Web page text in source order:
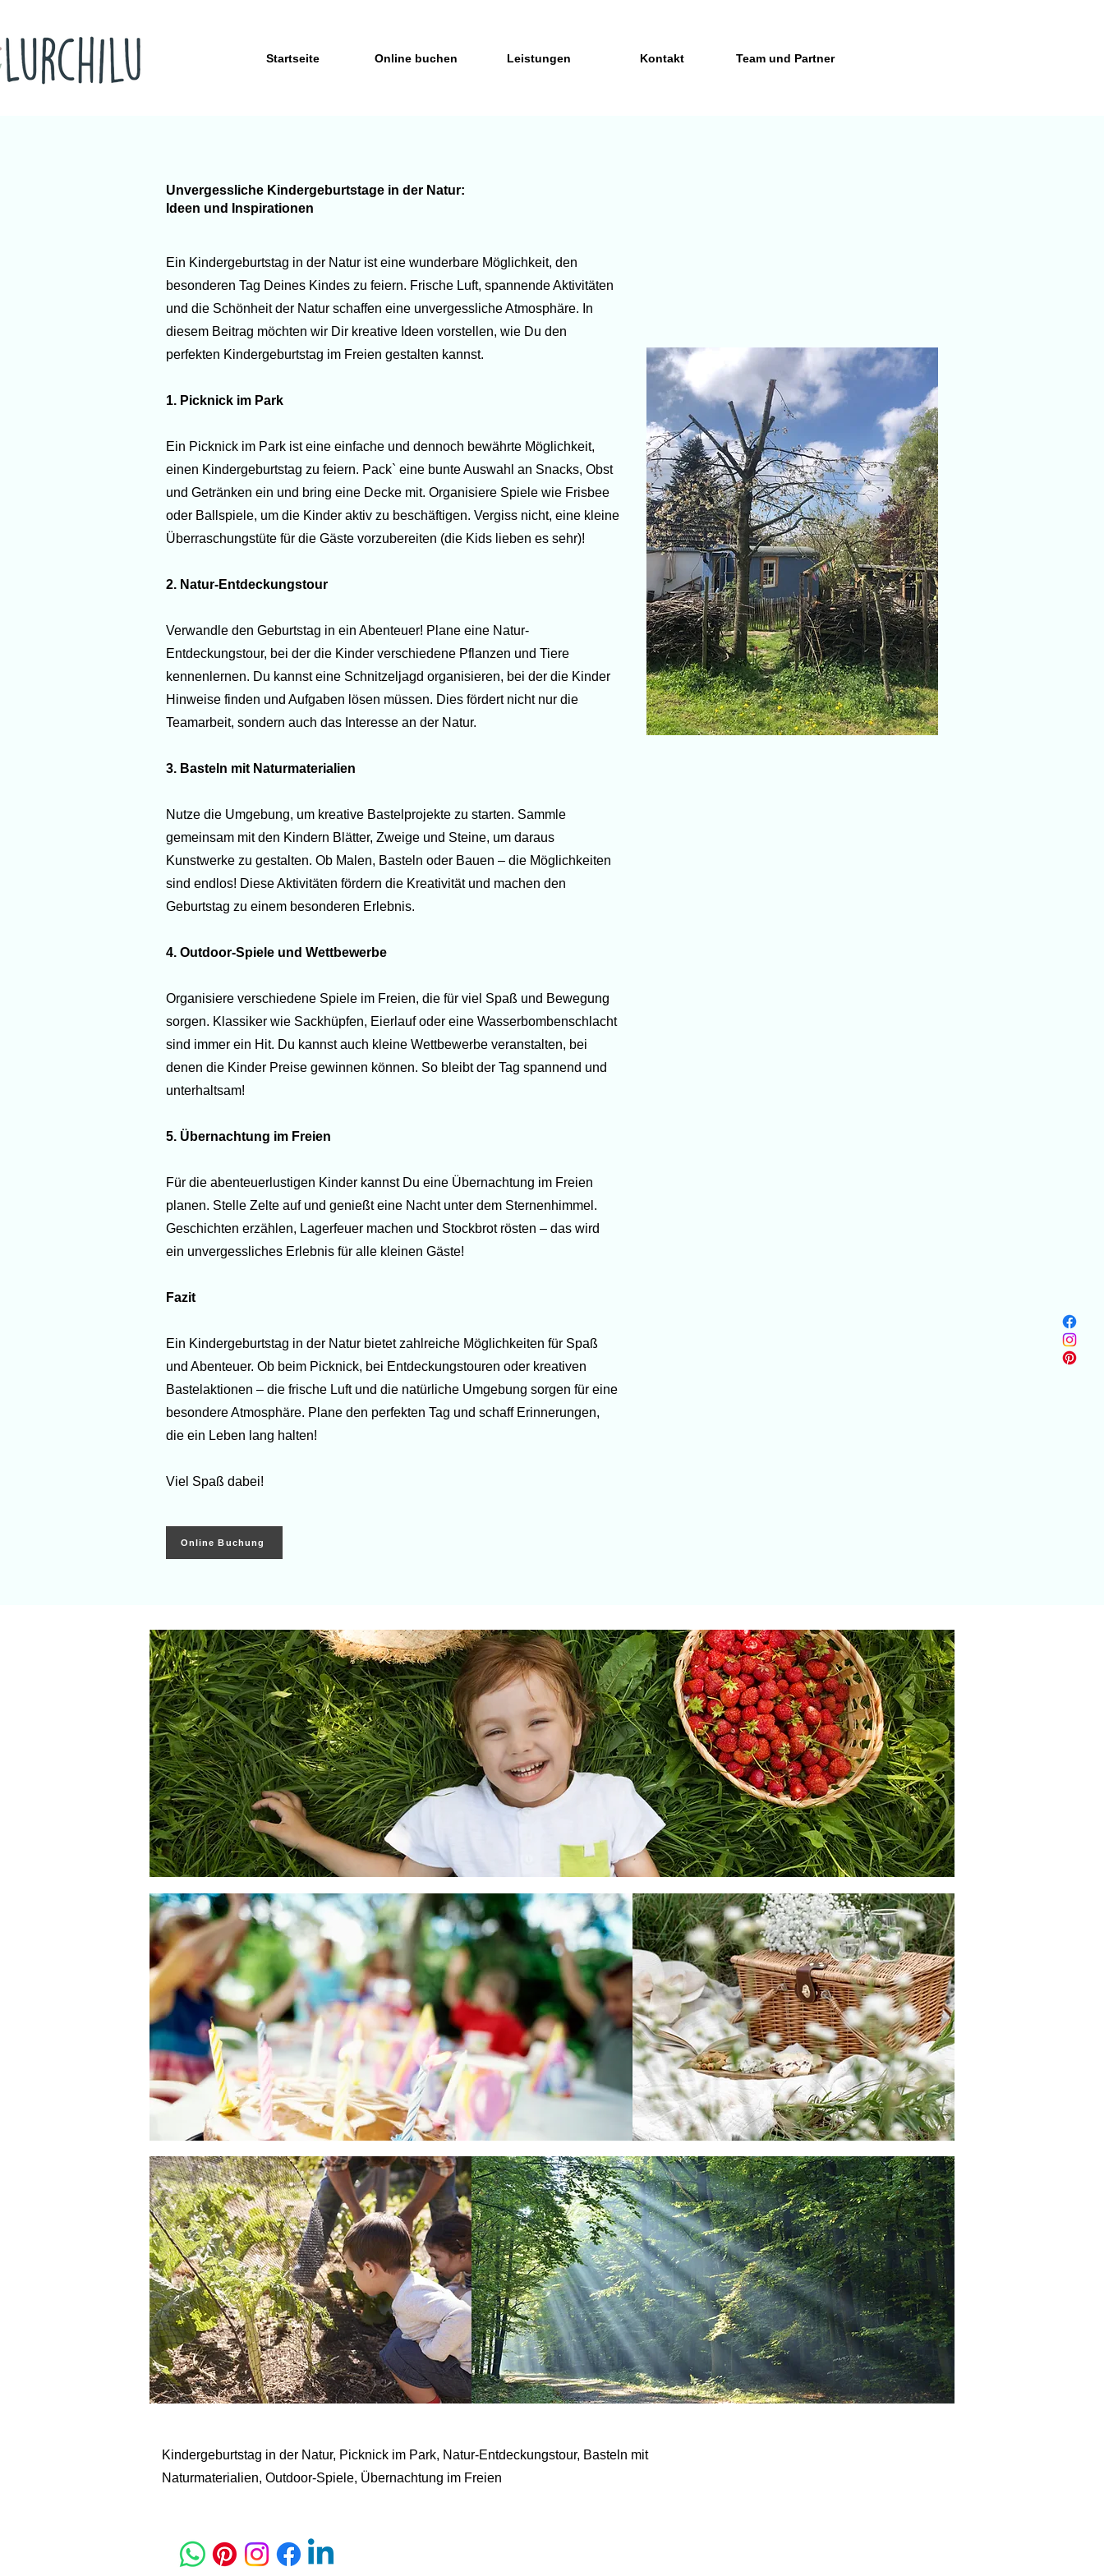
Startseite Online buchen Leistungen Kontakt Team und Partner
Unvergessliche Kindergeburtstage in der Natur:
Ideen und Inspirationen
Ein Kindergeburtstag in der Natur ist eine wunderbare Möglichkeit, den
besonderen Tag Deines Kindes zu feiern. Frische Luft, spannende Aktivitäten
und die Schönheit der Natur schaffen eine unvergessliche Atmosphäre. In
diesem Beitrag möchten wir Dir kreative Ideen vorstellen, wie Du den
perfekten Kindergeburtstag im Freien gestalten kannst.
1. Picknick im Park
Ein Picknick im Park ist eine einfache und dennoch bewährte Möglichkeit,
einen Kindergeburtstag zu feiern. Pack` eine bunte Auswahl an Snacks, Obst
und Getränken ein und bring eine Decke mit. Organisiere Spiele wie Frisbee
oder Ballspiele, um die Kinder aktiv zu beschäftigen. Vergiss nicht, eine kleine
Überraschungstüte für die Gäste vorzubereiten (die Kids lieben es sehr)!
2. Natur-Entdeckungstour
Verwandle den Geburtstag in ein Abenteuer! Plane eine Natur-
Entdeckungstour, bei der die Kinder verschiedene Pflanzen und Tiere
kennenlernen. Du kannst eine Schnitzeljagd organisieren, bei der die Kinder
Hinweise finden und Aufgaben lösen müssen. Dies fördert nicht nur die
Teamarbeit, sondern auch das Interesse an der Natur.
3. Basteln mit Naturmaterialien
Nutze die Umgebung, um kreative Bastelprojekte zu starten. Sammle
gemeinsam mit den Kindern Blätter, Zweige und Steine, um daraus
Kunstwerke zu gestalten. Ob Malen, Basteln oder Bauen – die Möglichkeiten
sind endlos! Diese Aktivitäten fördern die Kreativität und machen den
Geburtstag zu einem besonderen Erlebnis.
4. Outdoor-Spiele und Wettbewerbe
Organisiere verschiedene Spiele im Freien, die für viel Spaß und Bewegung
sorgen. Klassiker wie Sackhüpfen, Eierlauf oder eine Wasserbombenschlacht
sind immer ein Hit. Du kannst auch kleine Wettbewerbe veranstalten, bei
denen die Kinder Preise gewinnen können. So bleibt der Tag spannend und
unterhaltsam!
5. Übernachtung im Freien
Für die abenteuerlustigen Kinder kannst Du eine Übernachtung im Freien
planen. Stelle Zelte auf und genießt eine Nacht unter dem Sternenhimmel.
Geschichten erzählen, Lagerfeuer machen und Stockbrot rösten – das wird
ein unvergessliches Erlebnis für alle kleinen Gäste!
Fazit
Ein Kindergeburtstag in der Natur bietet zahlreiche Möglichkeiten für Spaß
und Abenteuer. Ob beim Picknick, bei Entdeckungstouren oder kreativen
Bastelaktionen – die frische Luft und die natürliche Umgebung sorgen für eine
besondere Atmosphäre. Plane den perfekten Tag und schaff Erinnerungen,
die ein Leben lang halten!
Viel Spaß dabei!
Online Buchung
Kindergeburtstag in der Natur, Picknick im Park, Natur-Entdeckungstour, Basteln mit
Naturmaterialien, Outdoor-Spiele, Übernachtung im Freien